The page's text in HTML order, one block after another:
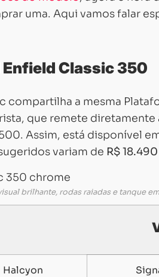
uma. Aqui vamos falar
Enfield Classic 350
compartilha a mesma
que remete
Assim, está disponível
variam de R$
brilhante, rodas raiadas e tanque
Halcyon